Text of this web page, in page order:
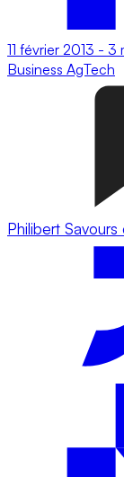
11 février 2013 - 3
Business AgTech
Philibert